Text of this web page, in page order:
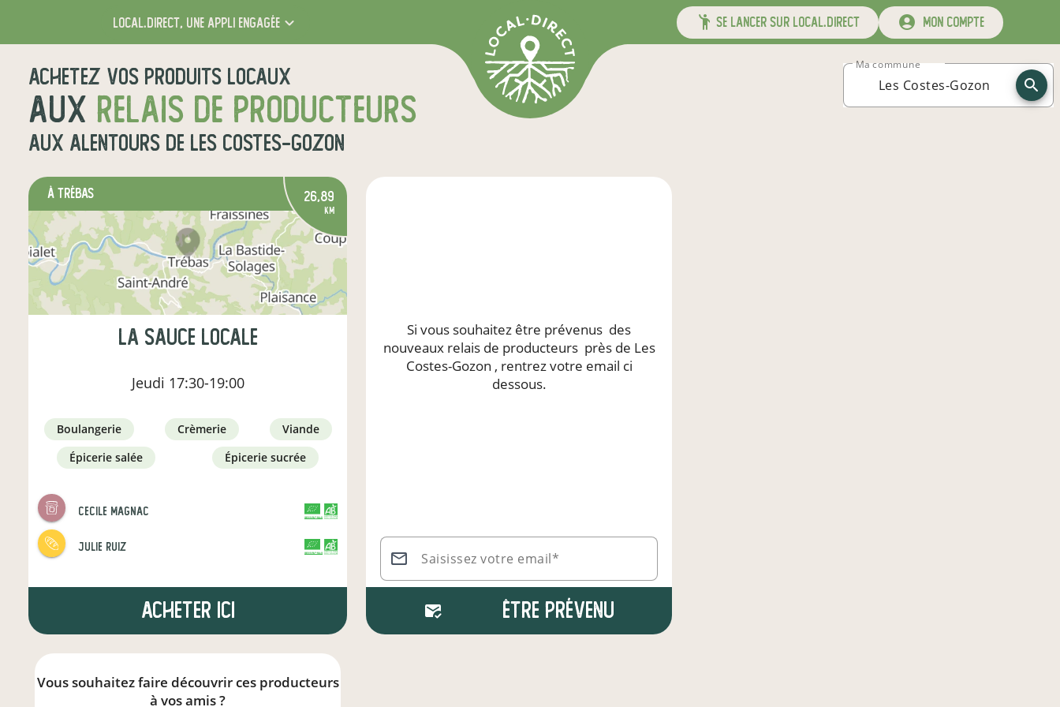
local.direct, une appli engagée se lancer sur local.direct mon compte
Achetez vos produits locaux
aux relais de producteurs
aux alentours de Les Costes-Gozon
Ma commune
à Trébas 26,89
km
La Sauce Locale
Jeudi 17:30-19:00
boulangerie crèmerie
viande
épicerie salée
épicerie sucrée
cecile magnac
julie ruiz
Acheter ici
Si vous souhaitez être prévenus des
nouveaux relais de producteurs près de Les
Costes-Gozon , rentrez votre email ci
dessous.
Saisissez votre email*
Être prévenu
Vous souhaitez faire découvrir ces producteurs
à vos amis ?